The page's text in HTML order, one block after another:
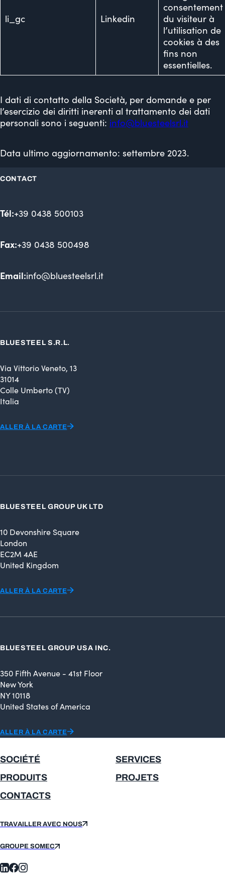
li_gc Linkedin
consentement
du visiteur à
l’utilisation de
cookies à des
fins non
essentielles.
I dati di contatto della Società, per domande e per
l’esercizio dei diritti inerenti al trattamento dei dati
personali sono i seguenti: info@bluesteelsrl.it
Data ultimo aggiornamento: settembre 2023.
CONTACT
Tél:+39 0438 500103
Fax:+39 0438 500498
Email:info@bluesteelsrl.it
BLUESTEEL S.R.L.
Via Vittorio Veneto, 13
31014
Colle Umberto (TV)
Italia
ALLER À LA CARTE
BLUESTEEL GROUP UK LTD
10 Devonshire Square
London
EC2M 4AE
United Kingdom
ALLER À LA CARTE
BLUESTEEL GROUP USA INC.
350 Fifth Avenue - 41st Floor
New York
NY 10118
United States of America
ALLER À LA CARTE
SOCIÉTÉ
SERVICES
PRODUITS
PROJETS
CONTACTS
TRAVAILLER AVEC NOUS
GROUPE SOMEC